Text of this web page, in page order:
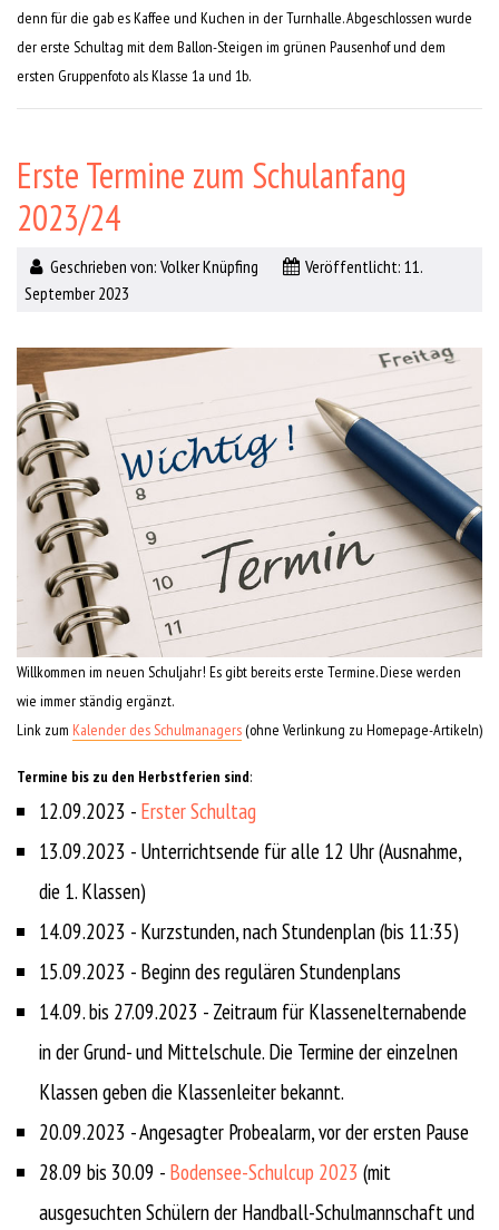
denn für die gab es Kaffee und Kuchen in der Turnhalle. Abgeschlossen wurde
der erste Schultag mit dem Ballon-Steigen im grünen Pausenhof und dem
ersten Gruppenfoto als Klasse 1a und 1b.
Erste Termine zum Schulanfang
2023/24
Geschrieben von: Volker Knüpfing
Veröffentlicht: 11.
September 2023
Willkommen im neuen Schuljahr! Es gibt bereits erste Termine. Diese werden
wie immer ständig ergänzt.
Link zum Kalender des Schulmanagers (ohne Verlinkung zu Homepage-Artikeln)
Termine bis zu den Herbstferien sind:
12.09.2023 - Erster Schultag
13.09.2023 - Unterrichtsende für alle 12 Uhr (Ausnahme,
die 1. Klassen)
14.09.2023 - Kurzstunden, nach Stundenplan (bis 11:35)
15.09.2023 - Beginn des regulären Stundenplans
14.09. bis 27.09.2023 - Zeitraum für Klassenelternabende
in der Grund- und Mittelschule. Die Termine der einzelnen
Klassen geben die Klassenleiter bekannt.
20.09.2023 - Angesagter Probealarm, vor der ersten Pause
28.09 bis 30.09 - Bodensee-Schulcup 2023 (mit
ausgesuchten Schülern der Handball-Schulmannschaft und